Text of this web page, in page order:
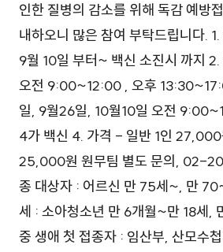
인한 질병의 감소를 위해 독감 예방
내하오니 많은 참여 부탁드립니다.
9월 10일 부터~ 백신 소진시 까지
오전 9:00~12:00 , 오후
일, 9월26일, 10월10일 오전
4가 백신 4. 가격 - 일반 1인
25,000원 원무팀 별도 문의, 02-
종 대상자 : 어르신 만 75세~, 만
세 : 소아청소년 만 6개월~만 18세,
중 생애 첫 접종자 : 임산부, 산모수